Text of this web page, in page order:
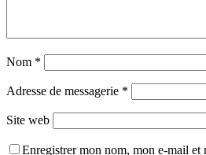
Nom *
Adresse de messagerie *
Site web
Enregistrer mon nom, mon e-mail et